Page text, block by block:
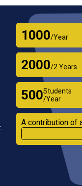
₹1000/Year
₹2000/2 Years
₹500Students
/Year
A contribution of